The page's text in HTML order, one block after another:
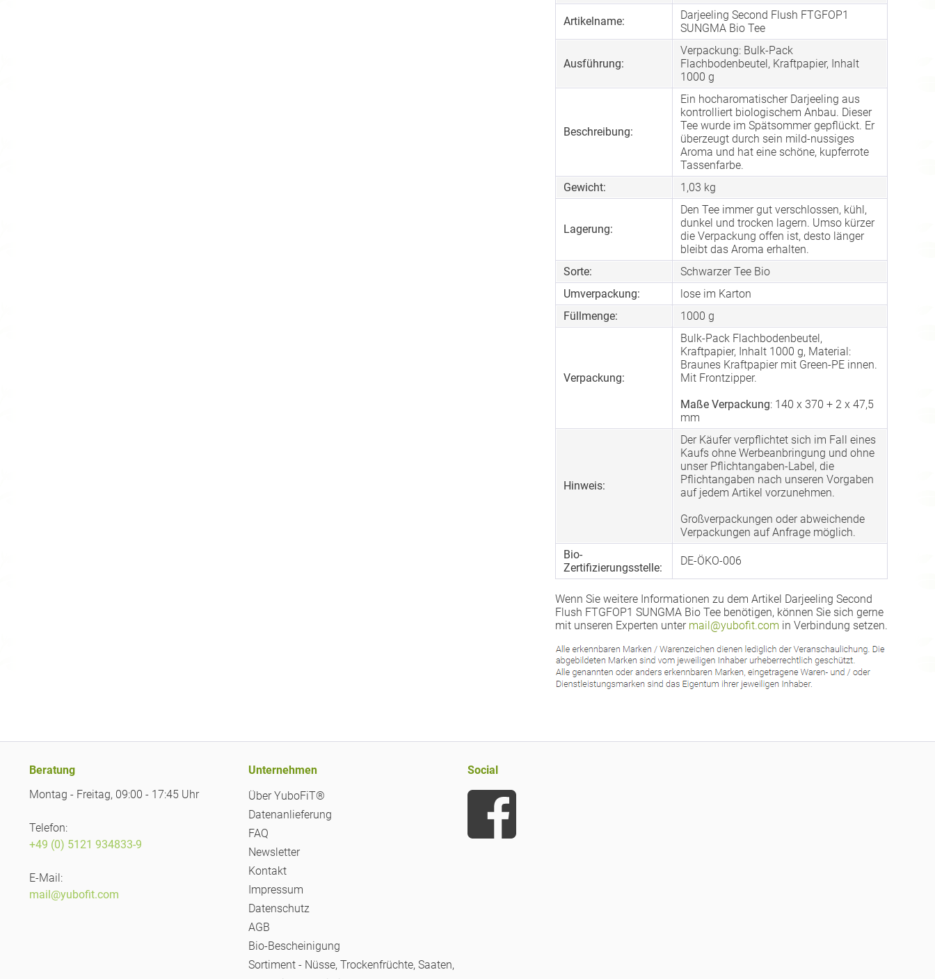
Artikelname:
Darjeeling Second Flush FTGFOP1
SUNGMA Bio Tee
Ausführung:
Verpackung: Bulk-Pack
Flachbodenbeutel, Kraftpapier, Inhalt
1000 g
Beschreibung:
Ein hocharomatischer Darjeeling aus
kontrolliert biologischem Anbau. Dieser
Tee wurde im Spätsommer gepflückt. Er
überzeugt durch sein mild-nussiges
Aroma und hat eine schöne, kupferrote
Tassenfarbe.
Gewicht:
1,03 kg
Lagerung:
Den Tee immer gut verschlossen, kühl,
dunkel und trocken lagern. Umso kürzer
die Verpackung offen ist, desto länger
bleibt das Aroma erhalten.
Sorte:
Schwarzer Tee Bio
Umverpackung:
lose im Karton
Füllmenge:
1000 g
Verpackung:
Bulk-Pack Flachbodenbeutel,
Kraftpapier, Inhalt 1000 g, Material:
Braunes Kraftpapier mit Green-PE innen.
Mit Frontzipper.
Maße Verpackung: 140 x 370 + 2 x 47,5
mm
Hinweis:
Der Käufer verpflichtet sich im Fall eines
Kaufs ohne Werbeanbringung und ohne
unser Pflichtangaben-Label, die
Pflichtangaben nach unseren Vorgaben
auf jedem Artikel vorzunehmen.
Großverpackungen oder abweichende
Verpackungen auf Anfrage möglich.
Bio-
Zertifizierungsstelle:
DE-ÖKO-006
Wenn Sie weitere Informationen zu dem Artikel Darjeeling Second
Flush FTGFOP1 SUNGMA Bio Tee benötigen, können Sie sich gerne
mit unseren Experten unter mail@yubofit.com in Verbindung setzen.
Beratung
Montag - Freitag, 09:00 - 17:45 Uhr
Telefon:
+49 (0) 5121 934833-9
E-Mail:
mail@yubofit.com
Unternehmen
Über YuboFiT®
Datenanlieferung
FAQ
Newsletter
Kontakt
Impressum
Datenschutz
AGB
Bio-Bescheinigung
Sortiment - Nüsse, Trockenfrüchte, Saaten,
Social